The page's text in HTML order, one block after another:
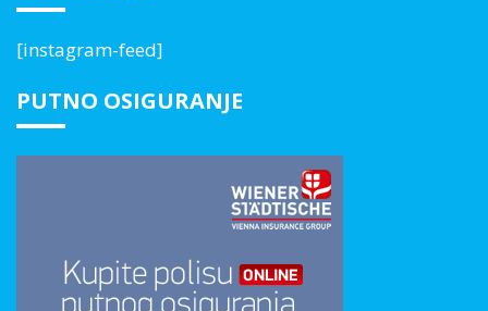
[instagram-feed]
PUTNO OSIGURANJE